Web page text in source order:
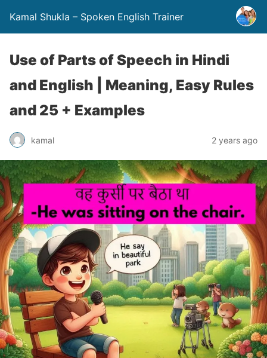
Kamal Shukla – Spoken English Trainer
Use of Parts of Speech in Hindi
and English | Meaning, Easy Rules
and 25 + Examples
kamal 2 years ago